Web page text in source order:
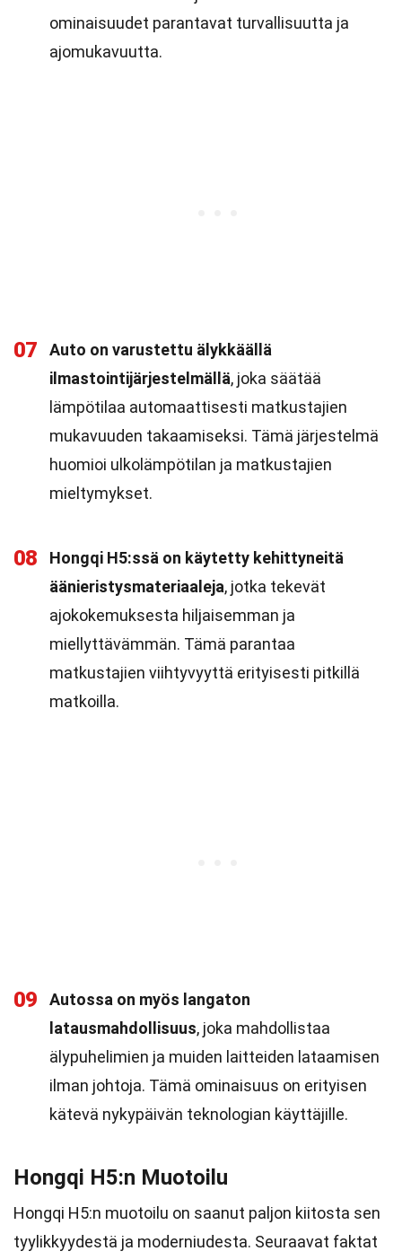
ominaisuudet parantavat turvallisuutta ja
ajomukavuutta.
07
Auto on varustettu älykkäällä
ilmastointijärjestelmällä, joka säätää
lämpötilaa automaattisesti matkustajien
mukavuuden takaamiseksi. Tämä järjestelmä
huomioi ulkolämpötilan ja matkustajien
mieltymykset.
08
Hongqi H5:ssä on käytetty kehittyneitä
äänieristysmateriaaleja, jotka tekevät
ajokokemuksesta hiljaisemman ja
miellyttävämmän. Tämä parantaa
matkustajien viihtyvyyttä erityisesti pitkillä
matkoilla.
09
Autossa on myös langaton
latausmahdollisuus, joka mahdollistaa
älypuhelimien ja muiden laitteiden lataamisen
ilman johtoja. Tämä ominaisuus on erityisen
kätevä nykypäivän teknologian käyttäjille.
Hongqi H5:n Muotoilu
Hongqi H5:n muotoilu on saanut paljon kiitosta sen
tyylikkyydestä ja moderniudesta. Seuraavat faktat